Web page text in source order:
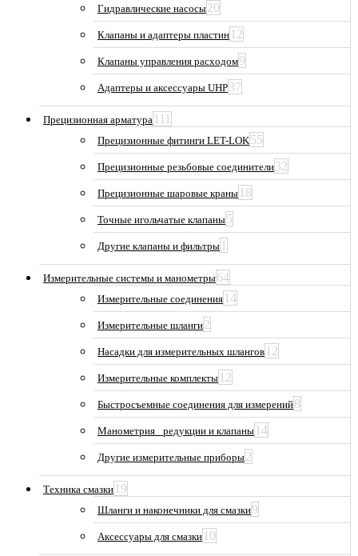
Гидравлические насосы20
Клапаны и адаптеры пластин 12
Клапаны управления расходом9
Адаптеры и аксессуары UHP37
Прецизионная арматура 111
Прецизионные фитинги LET-LOK55
Прецизионные резьбовые соединители32
Прецизионные шаровые краны 18
Точные игольчатые клапаны5
Другие клапаны и фильтры 1
Измерительные системы и манометры64
Измерительные соединения 14
Измерительные шланги2
Насадки для измерительных шлангов 12
Измерительные комплекты 12
Быстросъемные соединения для измерений8
Манометрия_ редукции и клапаны 14
Другие измерительные приборы2
Техника смазки 19
Шланги и наконечники для смазки9
Аксессуары для смазки 10